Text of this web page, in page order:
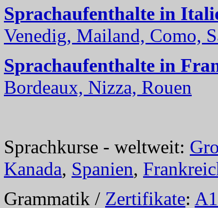
Sprachaufenthalte in
Venedig, Mailand, Como,
Sprachaufenthalte in
Bordeaux, Nizza, Rouen
Sprachkurse - weltweit:
Kanada, Spanien,
Grammatik / Zertifikate: A1